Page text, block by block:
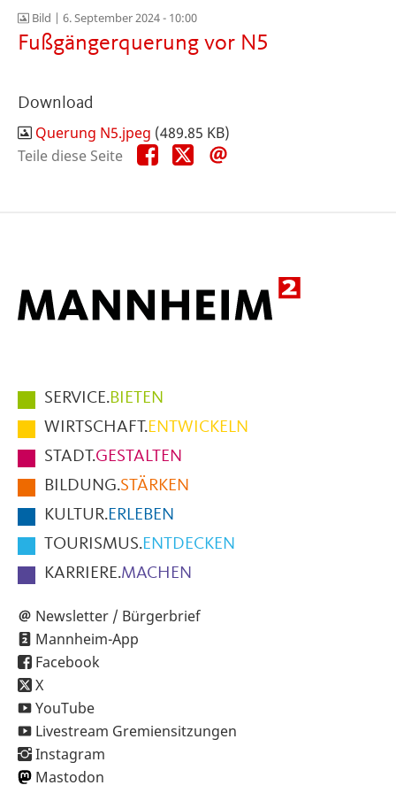
Bild | 6. September 2024 - 10:00
Fußgängerquerung vor N5
Download
Querung N5.jpeg (489.85 KB)
Teile diese Seite
Teile
diese
Teile
diese
Hauptmenüpunkte
im
Fußbereich
der
Seite
SERVICE.BIETEN
WIRTSCHAFT.ENTWICKELN
STADT.GESTALTEN
BILDUNG.STÄRKEN
KULTUR.ERLEBEN
TOURISMUS.ENTDECKEN
KARRIERE.MACHEN
Newsletter / Bürgerbrief
Mannheim-App
Facebook
X
YouTube
Livestream Gremiensitzungen
Instagram
Mastodon